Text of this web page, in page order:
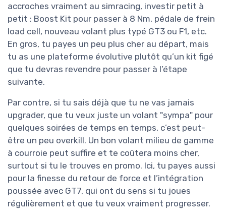
accroches vraiment au simracing, investir petit à
petit : Boost Kit pour passer à 8 Nm, pédale de frein
load cell, nouveau volant plus typé GT3 ou F1, etc.
En gros, tu payes un peu plus cher au départ, mais
tu as une plateforme évolutive plutôt qu’un kit figé
que tu devras revendre pour passer à l’étape
suivante.
Par contre, si tu sais déjà que tu ne vas jamais
upgrader, que tu veux juste un volant "sympa" pour
quelques soirées de temps en temps, c’est peut-
être un peu overkill. Un bon volant milieu de gamme
à courroie peut suffire et te coûtera moins cher,
surtout si tu le trouves en promo. Ici, tu payes aussi
pour la finesse du retour de force et l’intégration
poussée avec GT7, qui ont du sens si tu joues
régulièrement et que tu veux vraiment progresser.